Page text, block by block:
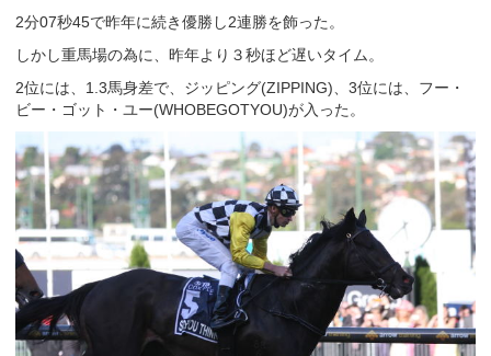
2分07秒45で昨年に続き優勝し2連勝を飾った。
しかし重馬場の為に、昨年より３秒ほど遅いタイム。
2位には、1.3馬身差で、ジッピング(ZIPPING)、3位には、フー・
ビー・ゴット・ユー(WHOBEGOTYOU)が入った。